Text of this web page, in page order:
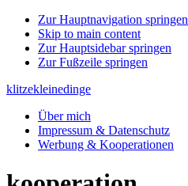
Zur Hauptnavigation springen
Skip to main content
Zur Hauptsidebar springen
Zur Fußzeile springen
klitzekleinedinge
Über mich
Impressum & Datenschutz
Werbung & Kooperationen